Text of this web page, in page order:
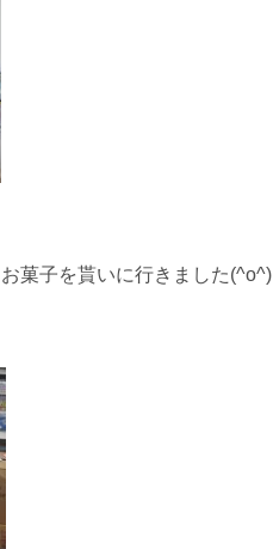
菓子を貰いに行きました(^o^)